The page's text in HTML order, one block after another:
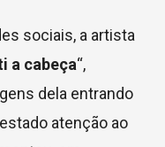
sociais, a artista
a cabeça“,
dela entrando
atenção ao